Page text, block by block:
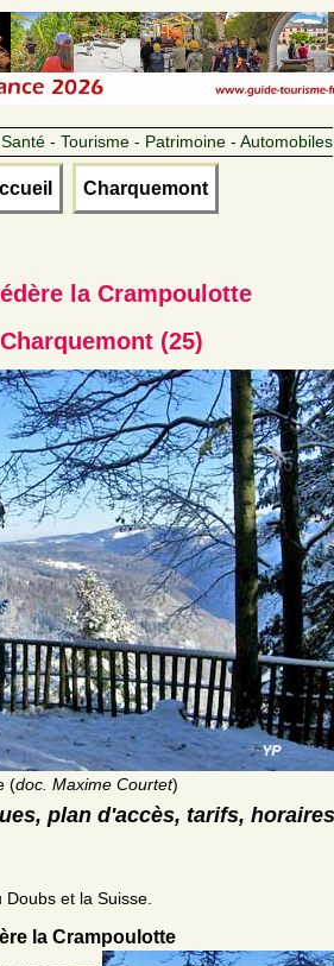
- Tourisme - Patrimoine - Automobiles
Charquemont
la Crampoulotte
Charquemont (25)
(doc. Maxime Courtet)
plan d'accès, tarifs, horaires
et la Suisse.
la Crampoulotte